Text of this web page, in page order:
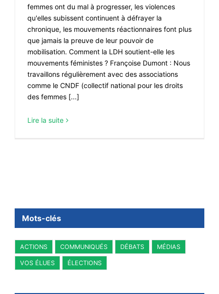
femmes ont du mal à progresser, les violences
qu'elles subissent continuent à défrayer la
chronique, les mouvements réactionnaires font plus
que jamais la preuve de leur pouvoir de
mobilisation. Comment la LDH soutient-elle les
mouvements féministes ? Françoise Dumont : Nous
travaillons régulièrement avec des associations
comme le CNDF (collectif national pour les droits
des femmes [...]
Lire la suite
Mots-clés
ACTIONS COMMUNIQUÉS DÉBATS MÉDIAS
VOS ÉLUES ÉLECTIONS